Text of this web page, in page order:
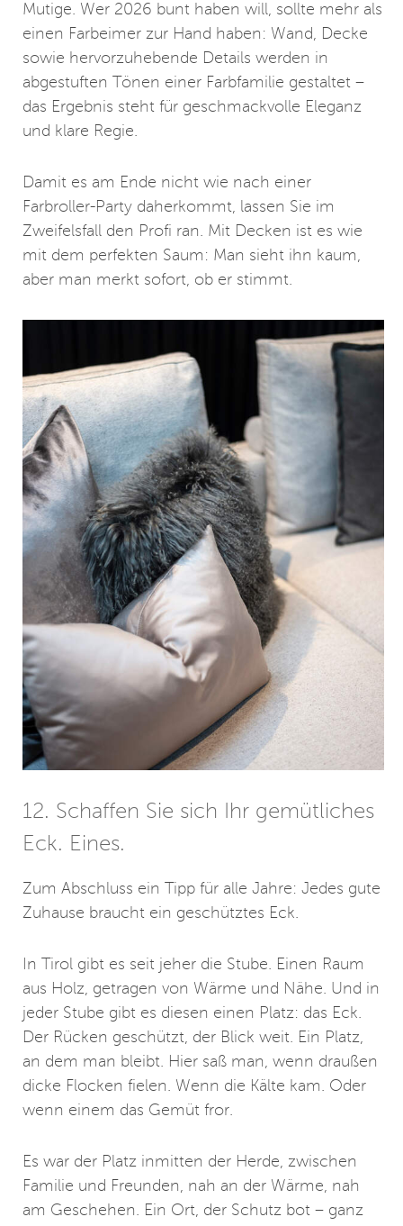
Mutige. Wer 2026 bunt haben will, sollte mehr als
einen Farbeimer zur Hand haben: Wand, Decke
sowie hervorzuhebende Details werden in
abgestuften Tönen einer Farbfamilie gestaltet –
das Ergebnis steht für geschmackvolle Eleganz
und klare Regie.
Damit es am Ende nicht wie nach einer
Farbroller-Party daherkommt, lassen Sie im
Zweifelsfall den Profi ran. Mit Decken ist es wie
mit dem perfekten Saum: Man sieht ihn kaum,
aber man merkt sofort, ob er stimmt.
12. Schaffen Sie sich Ihr gemütliches
Eck. Eines.
Zum Abschluss ein Tipp für alle Jahre: Jedes gute
Zuhause braucht ein geschütztes Eck.
In Tirol gibt es seit jeher die Stube. Einen Raum
aus Holz, getragen von Wärme und Nähe. Und in
jeder Stube gibt es diesen einen Platz: das Eck.
Der Rücken geschützt, der Blick weit. Ein Platz,
an dem man bleibt. Hier saß man, wenn draußen
dicke Flocken fielen. Wenn die Kälte kam. Oder
wenn einem das Gemüt fror.
Es war der Platz inmitten der Herde, zwischen
Familie und Freunden, nah an der Wärme, nah
am Geschehen. Ein Ort, der Schutz bot – ganz